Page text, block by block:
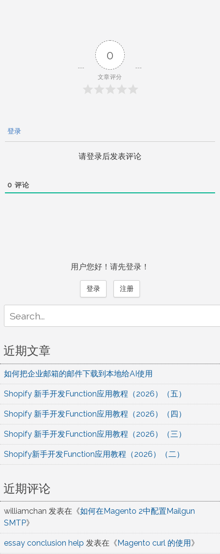
0
文章评分
登录
请登录后发表评论
0 评论
用户您好！请先登录！
登录 注册
for:
近期文章
如何把企业邮箱的邮件下载到本地给AI使用
Shopify 新手开发Function应用教程（2026）（五）
Shopify 新手开发Function应用教程（2026）（四）
Shopify 新手开发Function应用教程（2026）（三）
Shopify新手开发Function应用教程（2026）（二）
近期评论
williamchan 发表在《如何在Magento 2中配置Mailgun
SMTP》
essay conclusion help 发表在《Magento curl 的使用》